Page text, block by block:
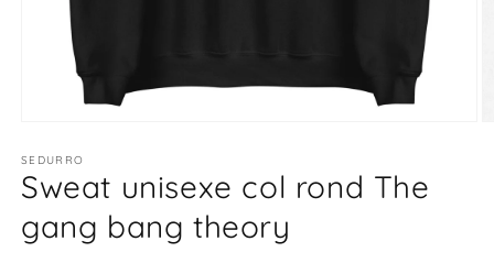
média
1
dans
fenêtre
modale
SEDURRO
Sweat unisexe col rond The
gang bang theory